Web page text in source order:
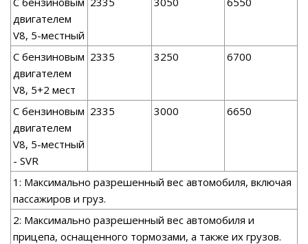
двигателем
V8, 5-местный
С бензиновым
двигателем
V8, 5+2 мест
2335 3250 6700
С бензиновым
двигателем
V8, 5-местный
- SVR
2335 3000 6650
1: Максимально разрешенный вес автомобиля, включая
пассажиров и груз.
2: Максимально разрешенный вес автомобиля и
прицепа, оснащенного тормозами, а также их грузов.